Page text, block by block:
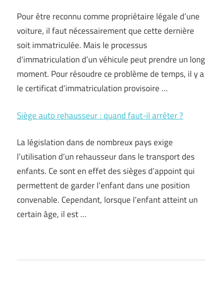
Pour être reconnu comme propriétaire légale d’une
voiture, il faut nécessairement que cette dernière
soit immatriculée. Mais le processus
d’immatriculation d’un véhicule peut prendre un long
moment. Pour résoudre ce problème de temps, il y a
le certificat d’immatriculation provisoire …
Siège auto rehausseur : quand faut-il arrêter ?
La législation dans de nombreux pays exige
l’utilisation d’un rehausseur dans le transport des
enfants. Ce sont en effet des sièges d’appoint qui
permettent de garder l’enfant dans une position
convenable. Cependant, lorsque l’enfant atteint un
certain âge, il est …